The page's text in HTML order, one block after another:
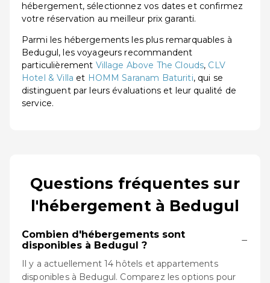
hébergement, sélectionnez vos dates et confirmez
votre réservation au meilleur prix garanti.
Parmi les hébergements les plus remarquables à
Bedugul, les voyageurs recommandent
particulièrement Village Above The Clouds, CLV
Hotel & Villa et HOMM Saranam Baturiti, qui se
distinguent par leurs évaluations et leur qualité de
service.
Questions fréquentes sur
l'hébergement à Bedugul
Combien d'hébergements sont
disponibles à Bedugul ?
−
Il y a actuellement 14 hôtels et appartements
disponibles à Bedugul. Comparez les options pour